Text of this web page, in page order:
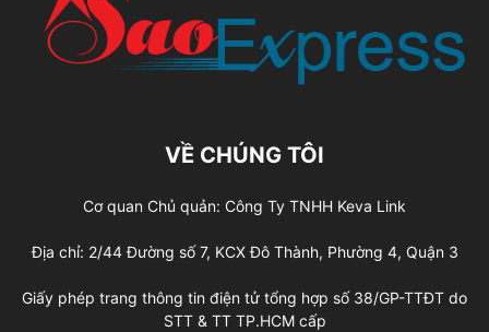
VỀ CHÚNG TÔI
Cơ quan Chủ quản: Công Ty TNHH Keva Link
Địa chỉ: 2/44 Đường số 7, KCX Đô Thành, Phường 4, Quận 3
Giấy phép trang thông tin điện tử tổng hợp số 38/GP-TTĐT do
STT & TT TP.HCM cấp